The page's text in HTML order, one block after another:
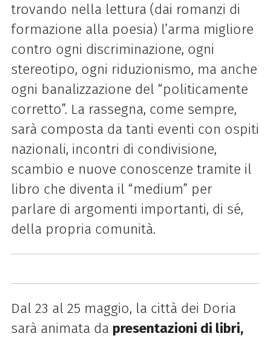
trovando nella lettura (dai romanzi di
formazione alla poesia) l’arma migliore
contro ogni discriminazione, ogni
stereotipo, ogni riduzionismo, ma anche
ogni banalizzazione del “politicamente
corretto”. La rassegna, come sempre,
sarà composta da tanti eventi con ospiti
nazionali, incontri di condivisione,
scambio e nuove conoscenze tramite il
libro che diventa il “medium” per
parlare di argomenti importanti, di sé,
della propria comunità.
Dal 23 al 25 maggio, la città dei Doria
sarà animata da presentazioni di libri,